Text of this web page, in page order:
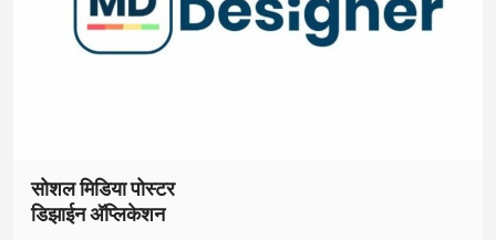
सोशल मिडिया पोस्टर
डिझाईन अ‍ॅप्लिकेशन